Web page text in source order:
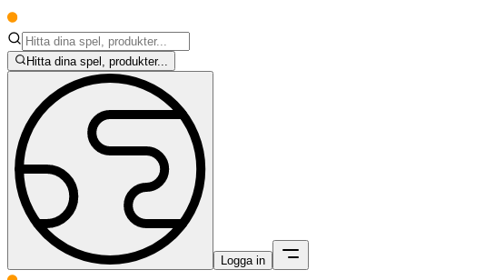
Hitta dina spel, produkter...
Logga in